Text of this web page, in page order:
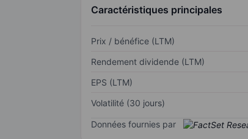
Caractéristiques principales
Prix / bénéfice (LTM)
Rendement dividende (LTM)
EPS (LTM)
Volatilité (30 jours)
Données fournies par